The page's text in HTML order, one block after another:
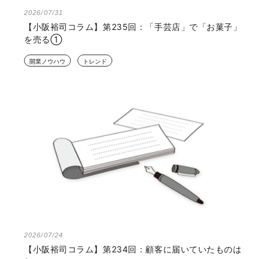
2026/07/31
【小阪裕司コラム】第235回：「手芸店」で「お菓子」
を売る①
開業ノウハウ トレンド
2026/07/24
【小阪裕司コラム】第234回：顧客に届いていたものは